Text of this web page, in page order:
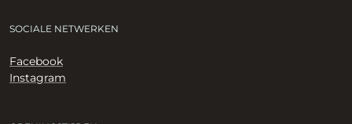
SOCIALE NETWERKEN
Facebook
Instagram